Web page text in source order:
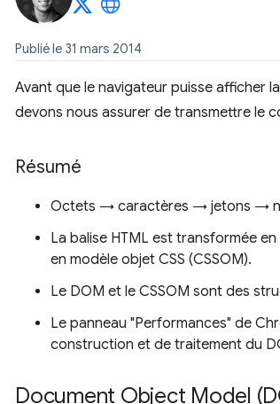
Publié le 31 mars 2014
Avant que le navigateur puisse afficher
devons nous assurer de transmettre le
Résumé
Octets → caractères → jetons →
La balise HTML est transformée
en modèle objet CSS (CSSOM).
Le DOM et le CSSOM sont des
Le panneau "Performances" de
construction et de traitement du
Document Object Model